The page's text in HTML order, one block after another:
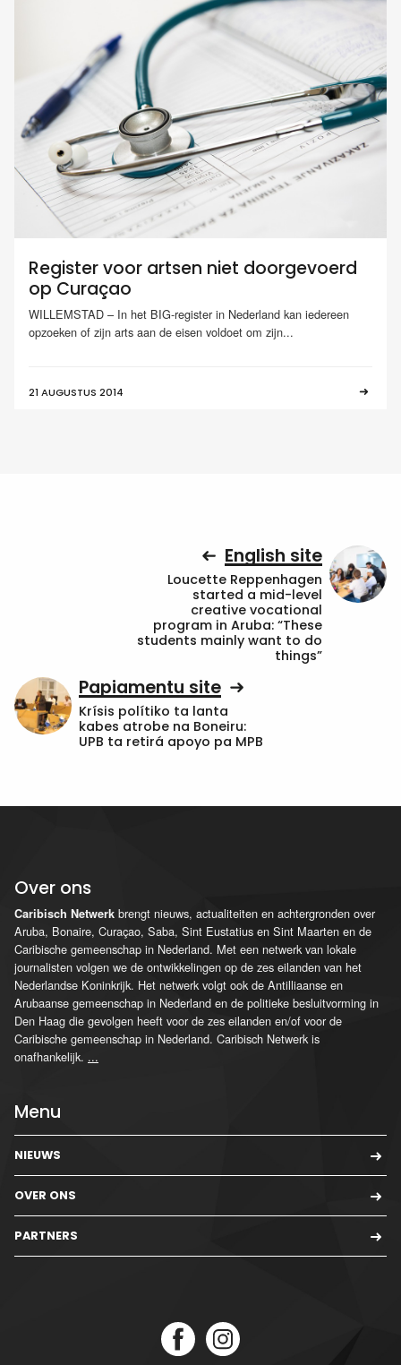
Register voor artsen niet doorgevoerd
op Curaçao
WILLEMSTAD – In het BIG-register in Nederland kan iedereen
opzoeken of zijn arts aan de eisen voldoet om zijn...
21 AUGUSTUS 2014
English site
Loucette Reppenhagen
started a mid-level
creative vocational
program in Aruba: “These
students mainly want to do
things”
Papiamentu site
Krísis polítiko ta lanta
kabes atrobe na Boneiru:
UPB ta retirá apoyo pa MPB
Over ons
Caribisch Netwerk brengt nieuws, actualiteiten en achtergronden over
Aruba, Bonaire, Curaçao, Saba, Sint Eustatius en Sint Maarten en de
Caribische gemeenschap in Nederland. Met een netwerk van lokale
journalisten volgen we de ontwikkelingen op de zes eilanden van het
Nederlandse Koninkrijk. Het netwerk volgt ook de Antilliaanse en
Arubaanse gemeenschap in Nederland en de politieke besluitvorming in
Den Haag die gevolgen heeft voor de zes eilanden en/of voor de
Caribische gemeenschap in Nederland. Caribisch Netwerk is
onafhankelijk. ...
Menu
NIEUWS
OVER ONS
PARTNERS